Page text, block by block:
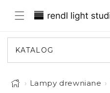
do
treści
KATALOG
› Lampy drewniane ›